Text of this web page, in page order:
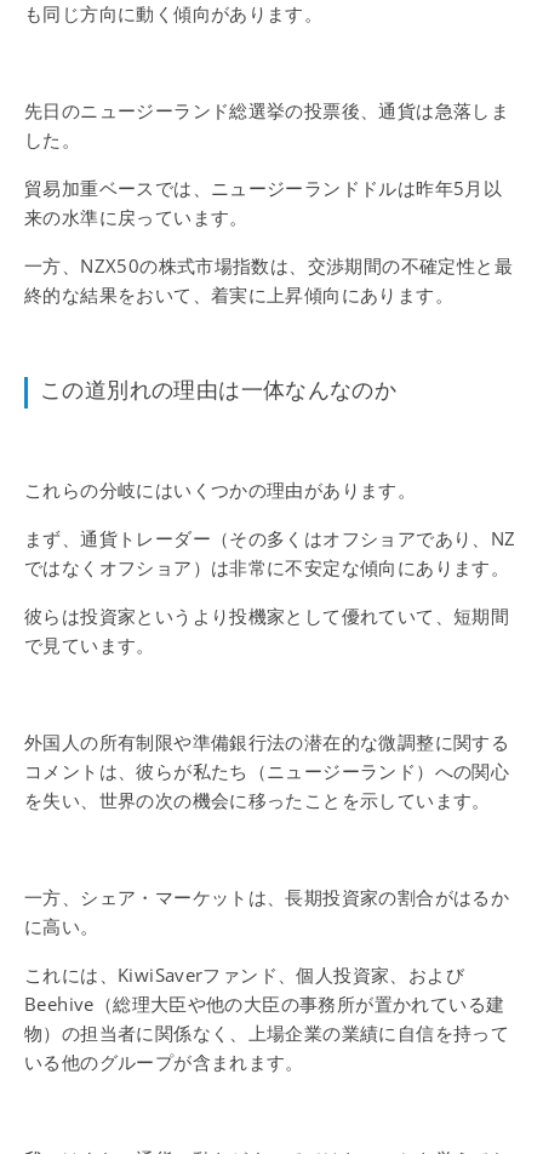
も同じ方向に動く傾向があります。
先日のニュージーランド総選挙の投票後、通貨は急落しま
した。
貿易加重ベースでは、ニュージーランドドルは昨年5月以
来の水準に戻っています。
一方、NZX50の株式市場指数は、交渉期間の不確定性と最
終的な結果をおいて、着実に上昇傾向にあります。
この道別れの理由は一体なんなのか
これらの分岐にはいくつかの理由があります。
まず、通貨トレーダー（その多くはオフショアであり、NZ
ではなくオフショア）は非常に不安定な傾向にあります。
彼らは投資家というより投機家として優れていて、短期間
で見ています。
外国人の所有制限や準備銀行法の潜在的な微調整に関する
コメントは、彼らが私たち（ニュージーランド）への関心
を失い、世界の次の機会に移ったことを示しています。
一方、シェア・マーケットは、長期投資家の割合がはるか
に高い。
これには、KiwiSaverファンド、個人投資家、および
Beehive（総理大臣や他の大臣の事務所が置かれている建
物）の担当者に関係なく、上場企業の業績に自信を持って
いる他のグループが含まれます。